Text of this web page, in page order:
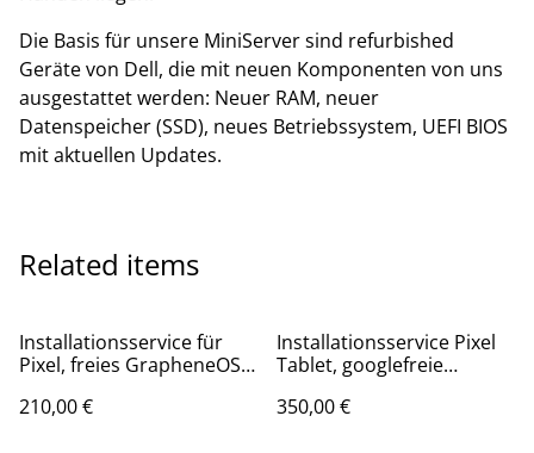
Die Basis für unsere MiniServer sind refurbished
Geräte von Dell, die mit neuen Komponenten von uns
ausgestattet werden: Neuer RAM, neuer
Datenspeicher (SSD), neues Betriebssystem, UEFI BIOS
mit aktuellen Updates.
Related items
Installationsservice für
Pixel, freies GrapheneOS,
210,00 €
Installationsservice Pixel
Tablet, googlefreie
Betriebssystem
350,00 €